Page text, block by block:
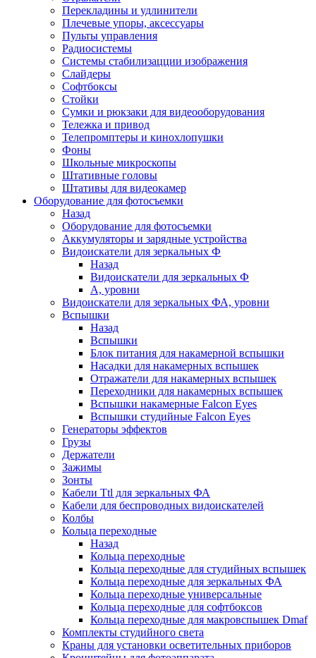
Перекладины и удлинители
Плечевые упоры, аксессуары
Пульты управления
Радиосистемы
Системы стабилизацции изображения
Слайдеры
Софтбоксы
Стойки
Сумки и рюкзаки для видеооборудования
Тележка и привод
Телепромптеры и кинохлопушки
Фоны
Школьные микроскопы
Штативные головы
Штативы для видеокамер
Оборудование для фотосъемки
Назад
Оборудование для фотосъемки
Аккумуляторы и зарядные устройства
Видоискатели для зеркальных Ф
Назад
Видоискатели для зеркальных Ф
А, уровни
Видоискатели для зеркальных ФА, уровни
Вспышки
Назад
Вспышки
Блок питания для накамерной вспышки
Насадки для накамерных вспышек
Отражатели для накамерных вспышек
Переходники для накамерных вспышек
Вспышки накамерные Falcon Eyes
Вспышки студийные Falcon Eyes
Генераторы эффектов
Грузы
Держатели
Зажимы
Зонты
Кабели Ttl для зеркальных ФА
Кабели для беспроводных видоискателей
Колбы
Кольца переходные
Назад
Кольца переходные
Кольца переходные для студийных вспышек
Кольца переходные для зеркальных ФА
Кольца переходные универсальные
Кольца переходные для софтбоксов
Кольца переходные для макровспышек Dmaf
Комплекты студийного света
Краны для установки осветительных приборов